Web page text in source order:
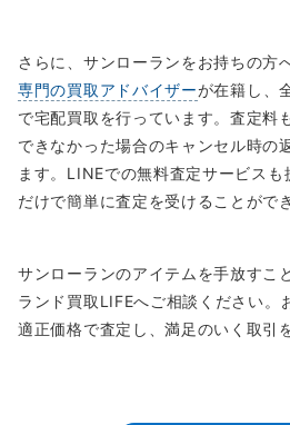
さらに、サンローランをお持ちの方
専門の買取アドバイザーが在籍し、
で宅配買取を行っています。査定料
できなかった場合のキャンセル時の
ます。LINEでの無料査定サービス
だけで簡単に査定を受けることがで
サンローランのアイテムを手放すこ
ランド買取LIFEへご相談ください。
適正価格で査定し、満足のいく取引